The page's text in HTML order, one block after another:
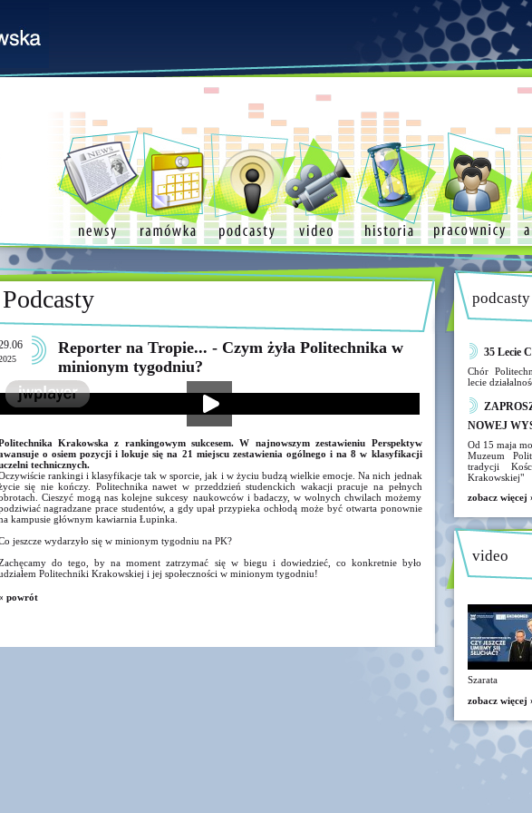
Podcasty
Reporter na Tropie... - Czym żyła Politechnika w
minionym tygodniu?
Krakowska z rankingowym sukcesem. W najnowszym zestawieniu Perspektyw
o osiem pozycji i lokuje się na 21 miejscu zestawienia ogólnego i na 8 w klasyfikacji
technicznych.
rankingi i klasyfikacje tak w sporcie, jak i w życiu budzą wielkie emocje. Na nich jednak
się nie kończy. Politechnika nawet w przeddzień studenckich wakacji pracuje na pełnych
Cieszyć mogą nas kolejne sukcesy naukowców i badaczy, w wolnych chwilach możemy
nagradzane prace studentów, a gdy upał przypieka ochłodą może być otwarta ponownie
kampusie głównym kawiarnia Łupinka.
jeszcze wydarzyło się w minionym tygodniu na PK?
do tego, by na moment zatrzymać się w biegu i dowiedzieć, co konkretnie było
Politechniki Krakowskiej i jej społeczności w minionym tygodniu!
powrót
podcasty
35 Lecie
Chór
lecie
NOWEJ
Od 15 maja
Muzeum
tradycji
Krakowskiej"
zobacz więcej
video
Szarata
zobacz więcej